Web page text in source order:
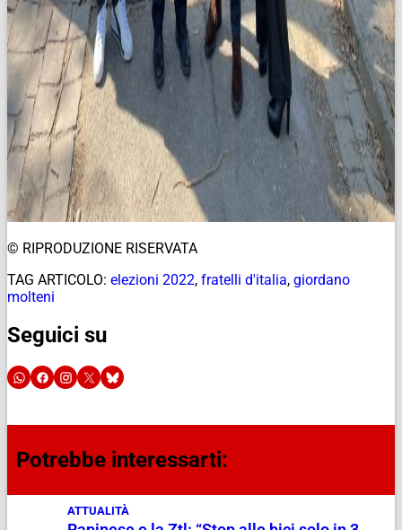
© RIPRODUZIONE RISERVATA
TAG ARTICOLO: elezioni 2022, fratelli d'italia, giordano
molteni
Seguici su
Potrebbe interessarti:
ATTUALITÀ